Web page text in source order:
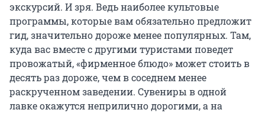
экскурсий. И зря. Ведь наиболее культовые
программы, которые вам обязательно предложит
гид, значительно дороже менее популярных. Там,
куда вас вместе с другими туристами поведет
провожатый, «фирменное блюдо» может стоить в
десять раз дороже, чем в соседнем менее
раскрученном заведении. Сувениры в одной
лавке окажутся неприлично дорогими, а на